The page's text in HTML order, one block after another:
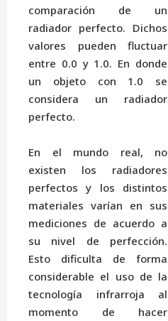
comparación de un
radiador perfecto. Dichos
valores pueden fluctuar
entre 0.0 y 1.0. En donde
un objeto con 1.0 se
considera un radiador
perfecto.
En el mundo real, no
existen los radiadores
perfectos y los distintos
materiales varían en sus
mediciones de acuerdo a
su nivel de perfección.
Esto dificulta de forma
considerable el uso de la
tecnología infrarroja al
momento de hacer